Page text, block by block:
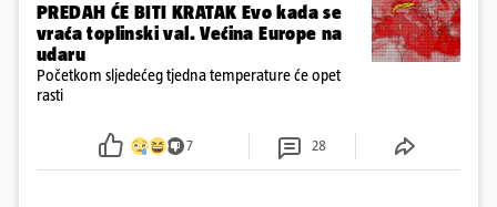
PREDAH ĆE BITI KRATAK Evo kada se
vraća toplinski val. Većina Europe na
udaru
Početkom sljedećeg tjedna temperature će opet
rasti
7 28